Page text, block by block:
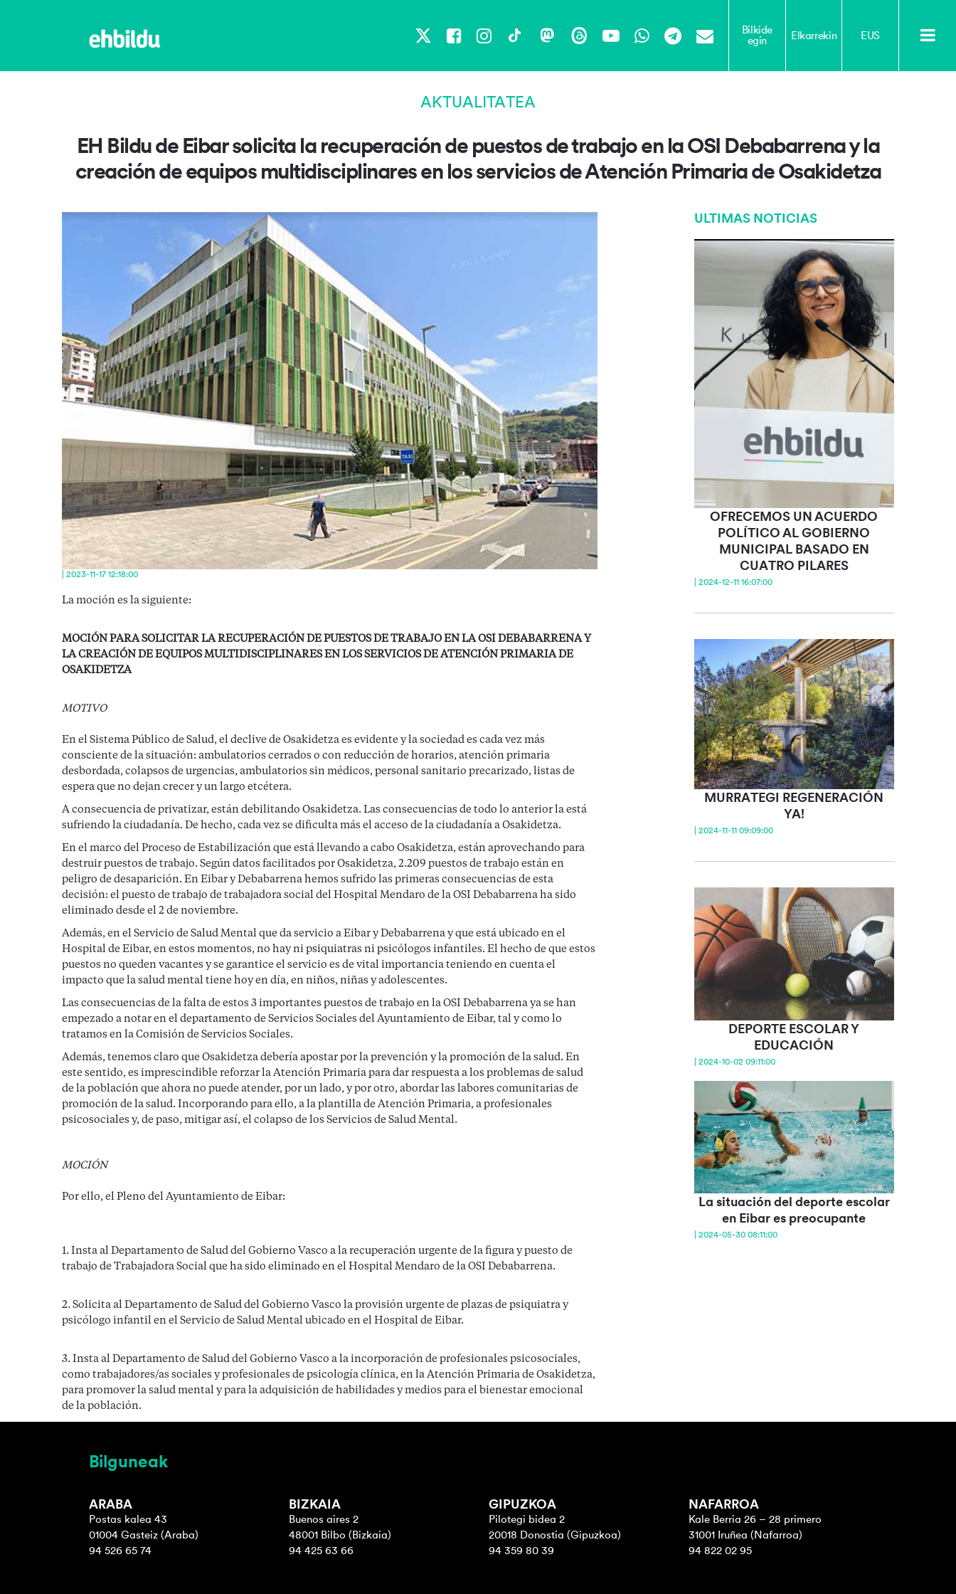
X Facebook
Instagram
TikTokMastodon
ThreadsYouTubeWhatsApp
Telegram
Email
Bilkide
egin
Elkarrekin EUS
AKTUALITATEA
EH Bildu de Eibar solicita la recuperación de puestos de trabajo en la OSI Debabarrena y la
creación de equipos multidisciplinares en los servicios de Atención Primaria de Osakidetza
| 2023-11-17 12:18:00
La moción es la siguiente:
MOCIÓN PARA SOLICITAR LA RECUPERACIÓN DE PUESTOS DE TRABAJO EN LA OSI DEBABARRENA Y
LA CREACIÓN DE EQUIPOS MULTIDISCIPLINARES EN LOS SERVICIOS DE ATENCIÓN PRIMARIA DE
OSAKIDETZA
MOTIVO
En el Sistema Público de Salud, el declive de Osakidetza es evidente y la sociedad es cada vez más
consciente de la situación: ambulatorios cerrados o con reducción de horarios, atención primaria
desbordada, colapsos de urgencias, ambulatorios sin médicos, personal sanitario precarizado, listas de
espera que no dejan crecer y un largo etcétera.
A consecuencia de privatizar, están debilitando Osakidetza. Las consecuencias de todo lo anterior la está
sufriendo la ciudadanía. De hecho, cada vez se dificulta más el acceso de la ciudadanía a Osakidetza.
En el marco del Proceso de Estabilización que está llevando a cabo Osakidetza, están aprovechando para
destruir puestos de trabajo. Según datos facilitados por Osakidetza, 2.209 puestos de trabajo están en
peligro de desaparición. En Eibar y Debabarrena hemos sufrido las primeras consecuencias de esta
decisión: el puesto de trabajo de trabajadora social del Hospital Mendaro de la OSI Debabarrena ha sido
eliminado desde el 2 de noviembre.
Además, en el Servicio de Salud Mental que da servicio a Eibar y Debabarrena y que está ubicado en el
Hospital de Eibar, en estos momentos, no hay ni psiquiatras ni psicólogos infantiles. El hecho de que estos
puestos no queden vacantes y se garantice el servicio es de vital importancia teniendo en cuenta el
impacto que la salud mental tiene hoy en día, en niños, niñas y adolescentes.
Las consecuencias de la falta de estos 3 importantes puestos de trabajo en la OSI Debabarrena ya se han
empezado a notar en el departamento de Servicios Sociales del Ayuntamiento de Eibar, tal y como lo
tratamos en la Comisión de Servicios Sociales.
Además, tenemos claro que Osakidetza debería apostar por la prevención y la promoción de la salud. En
este sentido, es imprescindible reforzar la Atención Primaria para dar respuesta a los problemas de salud
de la población que ahora no puede atender, por un lado, y por otro, abordar las labores comunitarias de
promoción de la salud. Incorporando para ello, a la plantilla de Atención Primaria, a profesionales
psicosociales y, de paso, mitigar así, el colapso de los Servicios de Salud Mental.
MOCIÓN
Por ello, el Pleno del Ayuntamiento de Eibar:
1. Insta al Departamento de Salud del Gobierno Vasco a la recuperación urgente de la figura y puesto de
trabajo de Trabajadora Social que ha sido eliminado en el Hospital Mendaro de la OSI Debabarrena.
2. Solicita al Departamento de Salud del Gobierno Vasco la provisión urgente de plazas de psiquiatra y
psicólogo infantil en el Servicio de Salud Mental ubicado en el Hospital de Eibar.
3. Insta al Departamento de Salud del Gobierno Vasco a la incorporación de profesionales psicosociales,
como trabajadores/as sociales y profesionales de psicología clínica, en la Atención Primaria de Osakidetza,
para promover la salud mental y para la adquisición de habilidades y medios para el bienestar emocional
de la población.
ULTIMAS NOTICIAS
OFRECEMOS UN ACUERDO
POLÍTICO AL GOBIERNO
MUNICIPAL BASADO EN
CUATRO PILARES
| 2024-12-11 16:07:00
MURRATEGI REGENERACIÓN
YA!
| 2024-11-11 09:09:00
DEPORTE ESCOLAR Y
EDUCACIÓN
| 2024-10-02 09:11:00
La situación del deporte escolar
en Eibar es preocupante
| 2024-05-30 08:11:00
Bilguneak
ARABA
Postas kalea 43
01004 Gasteiz (Araba)
94 526 65 74
BIZKAIA
Buenos aires 2
48001 Bilbo (Bizkaia)
94 425 63 66
GIPUZKOA
Pilotegi bidea 2
20018 Donostia (Gipuzkoa)
94 359 80 39
NAFARROA
Kale Berria 26 – 28 primero
31001 Iruñea (Nafarroa)
94 822 02 95